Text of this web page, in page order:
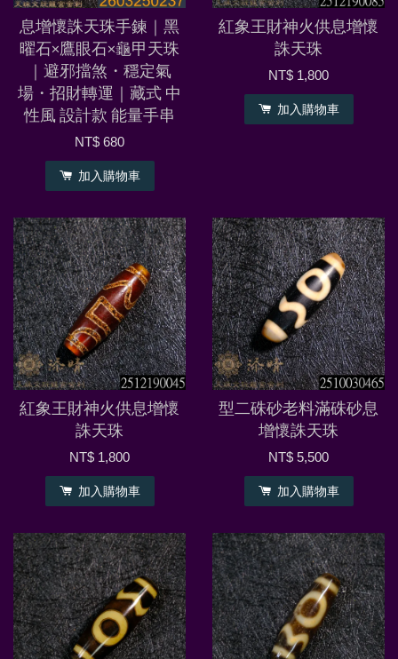
息增懷誅天珠手鍊｜黑
曜石×鷹眼石×龜甲天珠
｜避邪擋煞・穩定氣
場・招財轉運｜藏式 中
性風 設計款 能量手串
NT$ 680
加入購物車
紅象王財神火供息增懷
誅天珠
NT$ 1,800
加入購物車
紅象王財神火供息增懷
誅天珠
NT$ 1,800
加入購物車
型二硃砂老料滿硃砂息
增懷誅天珠
NT$ 5,500
加入購物車